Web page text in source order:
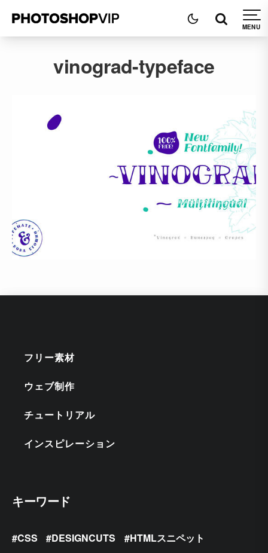
vinograd-typeface
フリー素材
ウェブ制作
チュートリアル
インスピレーション
キーワード
CSS DESIGNCUTS
HTMLスニペット